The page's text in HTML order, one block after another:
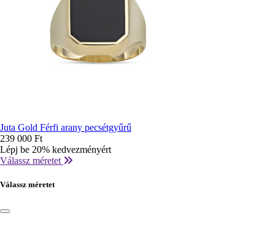
Juta Gold Férfi arany pecsétgyűrű
239 000 Ft
Lépj be 20% kedvezményért
Válassz méretet
Válassz méretet